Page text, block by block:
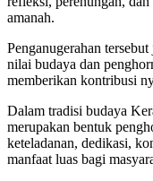
amanah.
Penganugerahan
nilai budaya dan
memberikan kontribusi
Dalam tradisi budaya
merupakan bentuk
keteladanan, dedikasi,
manfaat luas bagi